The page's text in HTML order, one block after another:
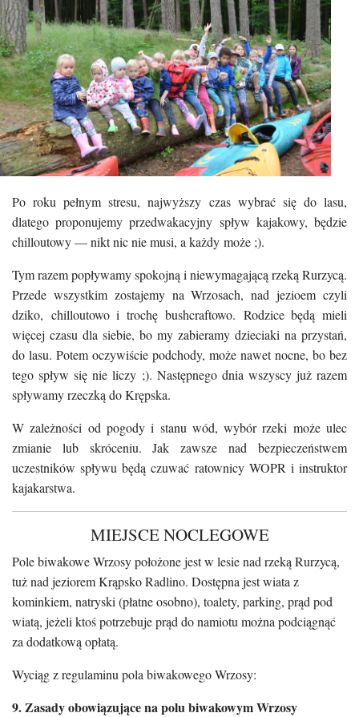
Po roku pełnym stresu, najwyższy czas wybrać się do lasu,
dlatego proponujemy przedwakacyjny spływ kajakowy, będzie
chilloutowy — nikt nic nie musi, a każdy może ;).
Tym razem popływamy spokojną i niewymagającą rzeką Rurzycą.
Przede wszystkim zostajemy na Wrzosach, nad jezioem czyli
dziko, chilloutowo i trochę bushcraftowo. Rodzice będą mieli
więcej czasu dla siebie, bo my zabieramy dzieciaki na przystań,
do lasu. Potem oczywiście podchody, może nawet nocne, bo bez
tego spływ się nie liczy ;). Następnego dnia wszyscy już razem
spływamy rzeczką do Krępska.
W zależności od pogody i stanu wód, wybór rzeki może ulec
zmianie lub skróceniu. Jak zawsze nad bezpieczeństwem
uczestników spływu będą czuwać ratownicy WOPR i instruktor
kajakarstwa.
MIEJSCE NOCLEGOWE
Pole biwakowe Wrzosy położone jest w lesie nad rzeką Rurzycą,
tuż nad jeziorem Krąpsko Radlino. Dostępna jest wiata z
kominkiem, natryski (płatne osobno), toalety, parking, prąd pod
wiatą, jeżeli ktoś potrzebuje prąd do namiotu można podciągnąć
za dodatkową opłatą.
Wyciąg z regulaminu pola biwakowego Wrzosy:
9. Zasady obowiązujące na polu biwakowym Wrzosy